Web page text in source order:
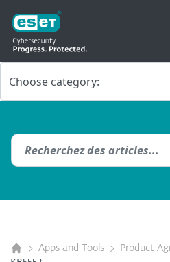
Apps and Tools Product